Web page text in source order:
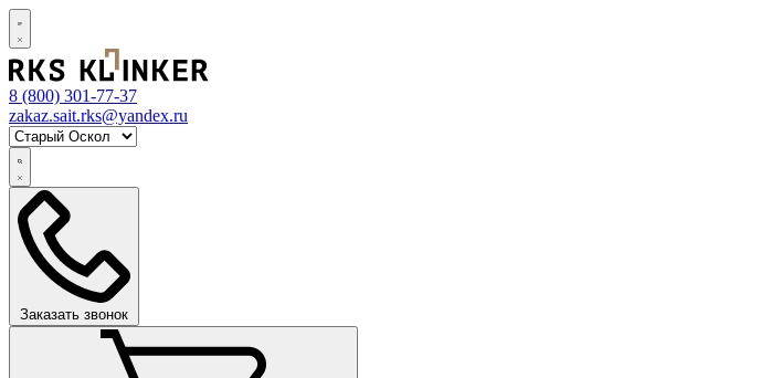
8 (800) 301-77-37
zakaz.sait.rks@yandex.ru
Заказать звонок